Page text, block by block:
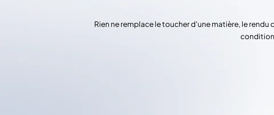
Rien ne remplace le toucher d'une matière, le